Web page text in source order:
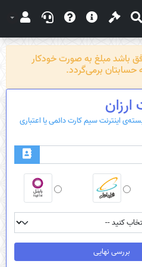
باشد مبلغ به صورت خودکار
ارزان
اینترنت سیم کارت دائمی یا اعتباری
بررسی نهایی